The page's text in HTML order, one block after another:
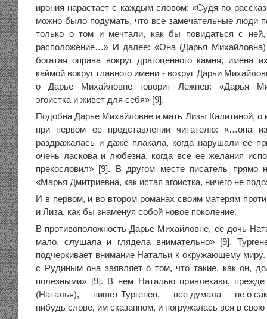
ирония нарастает с каждым словом: «Судя по
можно было подумать, что все замечательные люди
только о том и мечтали, как бы повидаться с
расположение…» И далее: «Она (Дарья Михайловна)
богатая оправа вокруг драгоценного камня, имена
каймой вокруг главного имени - вокруг Дарьи
о Дарье Михайловне говорит Лежнев: «Дарья
эгоистка и живет для себя» [9].
Подобна Дарье Михайловне и мать Лизы Калитиной, о
при первом ее представлении читателю: «…она
раздражалась и даже плакала, когда нарушали ее
очень ласкова и любезна, когда все ее желания
прекословил» [9]. В другом месте писатель прямо
«Марья Дмитриевна, как истая эгоистка, ничего не
И в первом, и во втором романах своим матерям
и Лиза, как бы знаменуя собой новое поколение.
В противоположность Дарье Михайловне, ее дочь
мало, слушала и глядела внимательно» [9].
подчеркивает внимание Натальи к окружающему
с Рудиным она заявляет о том, что такие, как он,
полезными» [9]. В нем Наталью привлекают,
(Наталья), — пишет Тургенев, — все думала — не о
нибудь слове, им сказанном, и погружалась вся в свою